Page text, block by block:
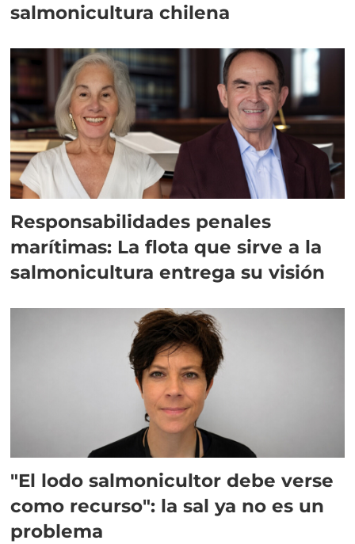
salmonicultura chilena
Responsabilidades penales
marítimas: La flota que sirve a la
salmonicultura entrega su visión
"El lodo salmonicultor debe verse
como recurso": la sal ya no es un
problema